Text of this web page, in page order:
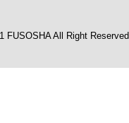
FUSOSHA All Right